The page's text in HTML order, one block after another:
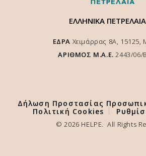
ΕΛΛΗΝΙΚΑ
ΕΔΡΑ Χειμάρρας 8A, 15125,
ΑΡΙΘΜΟΣ Μ.Α.Ε. 2443/06/
Δήλωση Προστασίας
Πολιτική Cookies
© 2026 HELPE. All Rights
ΡΥΘΜΙΣΕΙΣ ΚΑΙ ΠΟΛΙΤΙΚΗ